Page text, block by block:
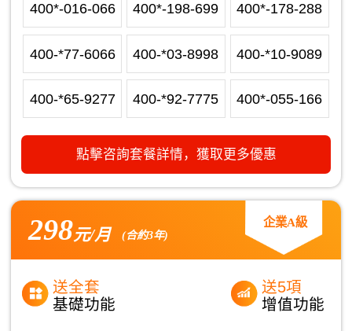
400*-016-066 400*-198-699 400*-178-288
400-*77-6066 400-*03-8998 400-*10-9089
400-*65-9277 400-*92-7775 400*-055-166
點擊咨詢套餐詳情，獲取更多優惠
298元/月 (合約3年)
企業A級
送全套
基礎功能
送5項
增值功能